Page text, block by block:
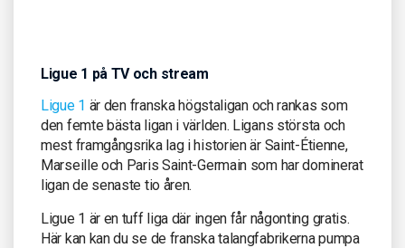
Ligue 1 på TV och stream
Ligue 1 är den franska högstaligan och rankas som
den femte bästa ligan i världen. Ligans största och
mest framgångsrika lag i historien är Saint-Étienne,
Marseille och Paris Saint-Germain som har dominerat
ligan de senaste tio åren.
Ligue 1 är en tuff liga där ingen får någonting gratis.
Här kan kan du se de franska talangfabrikerna pumpa